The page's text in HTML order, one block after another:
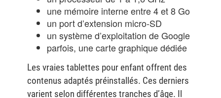
une mémoire interne entre 4 et 8 Go
un port d’extension micro-SD
un système d’exploitation de Google
parfois, une carte graphique dédiée
Les vraies tablettes pour enfant offrent des
contenus adaptés préinstallés. Ces derniers
varient selon différentes tranches d’âge. Il